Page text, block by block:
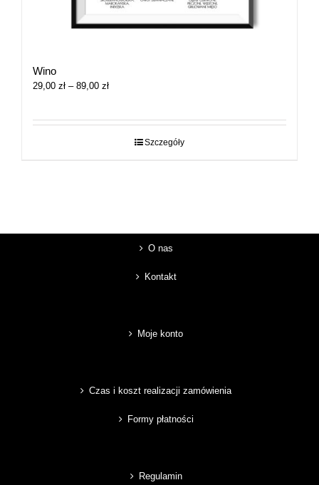
Wino
29,00 zł – 89,00 złZakres
29,00 zł
Szczegóły
O nas
Kontakt
Moje konto
Czas i koszt realizacji zamówienia
Formy płatności
Regulamin